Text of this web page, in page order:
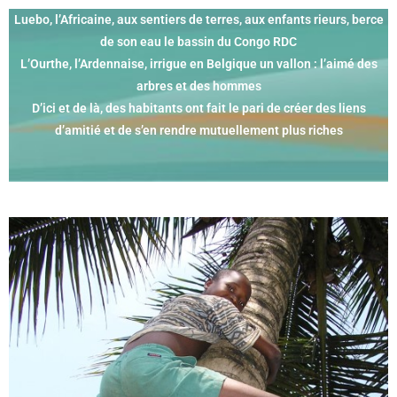
Luebo, l’Africaine, aux sentiers de terres, aux enfants rieurs, berce
de son eau le bassin du Congo RDC
L’Ourthe, l’Ardennaise, irrigue en Belgique un vallon : l’aimé des
arbres et des hommes
D’ici et de là, des habitants ont fait le pari de créer des liens
d’amitié et de s’en rendre mutuellement plus riches